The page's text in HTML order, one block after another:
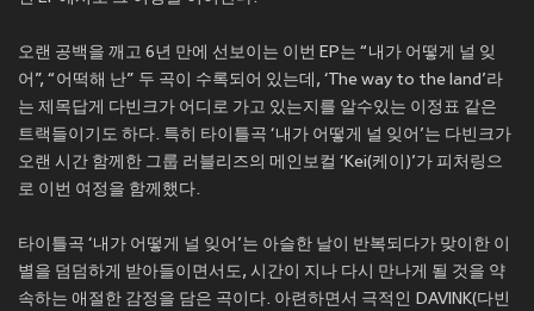
오랜 공백을 깨고 6년 만에 선보이는 이번 EP는 “내가 어떻게 널 잊
어”, “어떡해 난” 두 곡이 수록되어 있는데, ‘The way to the land’라
는 제목답게 다빈크가 어디로 가고 있는지를 알수있는 이정표 같은
트랙들이기도 하다. 특히 타이틀곡 ‘내가 어떻게 널 잊어’는 다빈크가
오랜 시간 함께한 그룹 러블리즈의 메인보컬 ‘Kei(케이)’가 피처링으
로 이번 여정을 함께했다.
타이틀곡 ‘내가 어떻게 널 잊어’는 아슬한 날이 반복되다가 맞이한 이
별을 덤덤하게 받아들이면서도, 시간이 지나 다시 만나게 될 것을 약
속하는 애절한 감정을 담은 곡이다. 아련하면서 극적인 DAVINK(다빈